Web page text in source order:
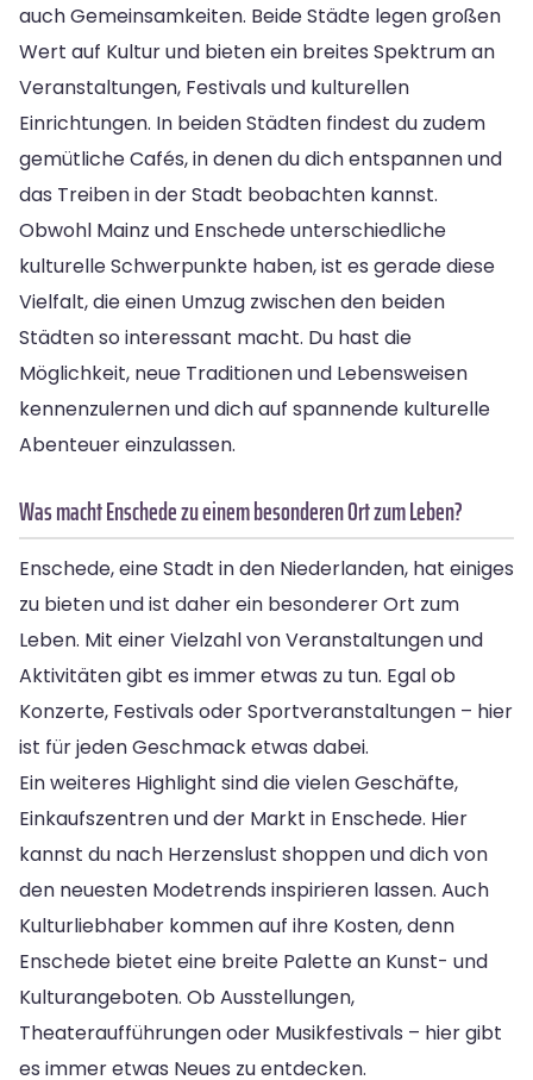
auch Gemeinsamkeiten. Beide Städte legen großen
Wert auf Kultur und bieten ein breites Spektrum an
Veranstaltungen, Festivals und kulturellen
Einrichtungen. In beiden Städten findest du zudem
gemütliche Cafés, in denen du dich entspannen und
das Treiben in der Stadt beobachten kannst.
Obwohl Mainz und Enschede unterschiedliche
kulturelle Schwerpunkte haben, ist es gerade diese
Vielfalt, die einen Umzug zwischen den beiden
Städten so interessant macht. Du hast die
Möglichkeit, neue Traditionen und Lebensweisen
kennenzulernen und dich auf spannende kulturelle
Abenteuer einzulassen.
Was macht Enschede zu einem besonderen Ort zum Leben?
Enschede, eine Stadt in den Niederlanden, hat einiges
zu bieten und ist daher ein besonderer Ort zum
Leben. Mit einer Vielzahl von Veranstaltungen und
Aktivitäten gibt es immer etwas zu tun. Egal ob
Konzerte, Festivals oder Sportveranstaltungen – hier
ist für jeden Geschmack etwas dabei.
Ein weiteres Highlight sind die vielen Geschäfte,
Einkaufszentren und der Markt in Enschede. Hier
kannst du nach Herzenslust shoppen und dich von
den neuesten Modetrends inspirieren lassen. Auch
Kulturliebhaber kommen auf ihre Kosten, denn
Enschede bietet eine breite Palette an Kunst- und
Kulturangeboten. Ob Ausstellungen,
Theateraufführungen oder Musikfestivals – hier gibt
es immer etwas Neues zu entdecken.